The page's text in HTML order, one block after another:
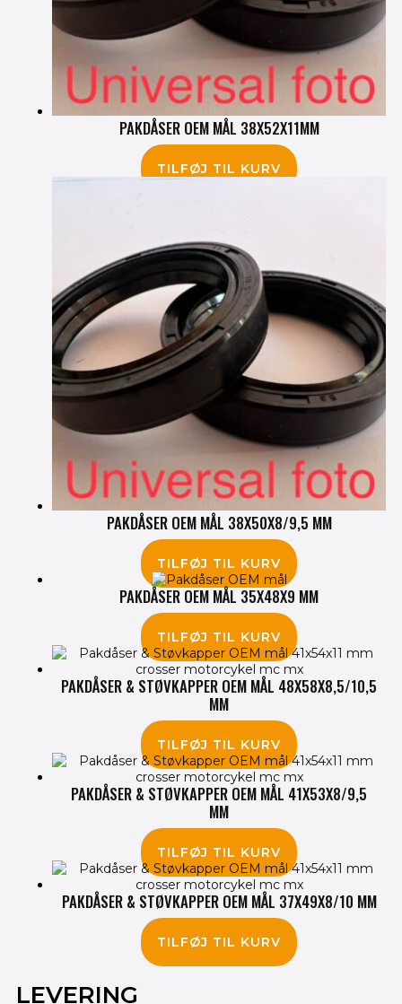
PAKDÅSER OEM MÅL 38X52X11MM
TILFØJ TIL KURV
PAKDÅSER OEM MÅL 38X50X8/9,5 MM
TILFØJ TIL KURV
PAKDÅSER OEM MÅL 35X48X9 MM
TILFØJ TIL KURV
PAKDÅSER & STØVKAPPER OEM MÅL 48X58X8,5/10,5
MM
TILFØJ TIL KURV
PAKDÅSER & STØVKAPPER OEM MÅL 41X53X8/9,5
MM
TILFØJ TIL KURV
PAKDÅSER & STØVKAPPER OEM MÅL 37X49X8/10 MM
TILFØJ TIL KURV
LEVERING